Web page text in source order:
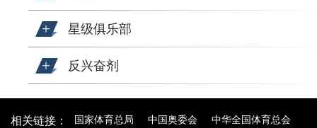
星级俱乐部
反兴奋剂
相关链接： 国家体育总局 中国奥委会
中华全国体育总会